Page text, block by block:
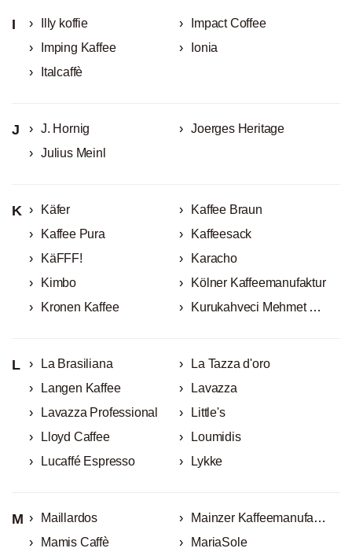
I Illy koffie
Impact Coffee
Imping Kaffee
Ionia
Italcaffè
J J. Hornig
Joerges Heritage
Julius Meinl
K Käfer
Kaffee Braun
Kaffee Pura
Kaffeesack
KäFFF!
Karacho
Kimbo
Kölner Kaffeemanufaktur
Kronen Kaffee
Kurukahveci Mehmet Efendi
L La Brasiliana
La Tazza d'oro
Langen Kaffee
Lavazza
Lavazza Professional
Little's
Lloyd Caffee
Loumidis
Lucaffé Espresso
Lykke
M Maillardos
Mainzer Kaffeemanufaktur
Mamis Caffè
MariaSole